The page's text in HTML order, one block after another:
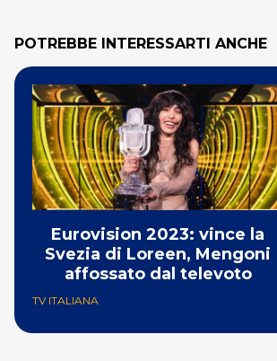
POTREBBE INTERESSARTI ANCHE
Eurovision 2023: vince la
Svezia di Loreen, Mengoni
affossato dal televoto
TV ITALIANA